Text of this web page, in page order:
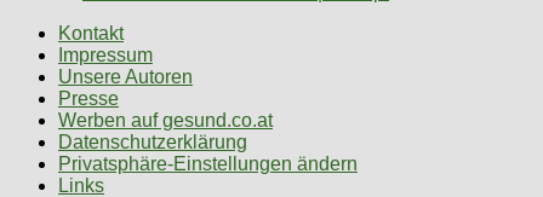
Kontakt
Impressum
Unsere Autoren
Presse
Werben auf gesund.co.at
Datenschutzerklärung
Privatsphäre-Einstellungen ändern
Links